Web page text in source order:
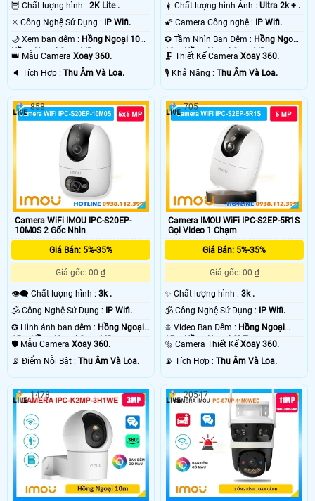
🦉 Chất lượng hình : 2K Lite .
✳️ Công Nghệ Sử Dụng :
IP Wifi.
🌙 Xem ban đêm : Hồng Ngoại 10m
Hồng Ngoại Smart IR.
👑 Mẫu Camera Xoay 360.
️🔈 Tích Hợp : Thu Âm Và Loa.
☀️ Chất lượng hình Ảnh :Ultra 2k + .
🌠 Camera Công nghệ :
IP Wifi.
✪ Tầm Nhìn Ban Đêm : Hồng Ngoại
10m Hồng Ngoại Smart IR.
🗜️ Thiết Kế CameraXoay 360.
️🎙 Khả Năng :Thu Âm Và Loa.
Camera WiFi IMOU IPC-S20EP-
10M0S 2 Gốc Nhìn
Giá Bán: 5%-35%
Giá gốc: 00 ₫
👁️‍🗨 Chất lượng hình : 3k .
🕉️ Công Nghệ Sử Dụng :
IP Wifi.
✪ Hình ảnh ban đêm : Hồng Ngoại
15m Hồng Ngoại Smart IR.
🛡 Mẫu Camera Xoay 360.
️📡 Điểm Nỗi Bật : Thu Âm Và Loa.
858
Camera IMOU WiFi IPC-S2EP-5R1S
Gọi Video 1 Chạm
Giá Bán: 5%-35%
Giá gốc: 00 ₫
✨ Chất lượng hình :3k .
🕉️ Công Nghệ Sử Dụng :
IP Wifi.
❈ Video Ban Đêm : Hồng Ngoại
15m Hồng Ngoại SMD.
🔩 Camera Thiết KếXoay 360.
️📡 Tích Hợp :Thu Âm Và Loa.
705
1478 20547